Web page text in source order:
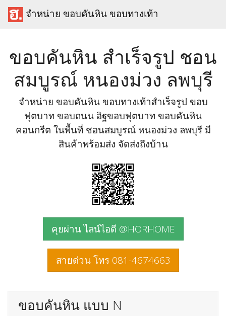
จำหน่าย ขอบคันหิน ขอบทางเท้า
ขอบคันหิน สำเร็จรูป ชอน
สมบูรณ์ หนองม่วง ลพบุรี
จำหน่าย ขอบคันหิน ขอบทางเท้าสำเร็จรูป ขอบ
ฟุตบาท ขอบถนน อิฐขอบฟุตบาท ขอบคันหิน
คอนกรีต ในพื้นที่ ชอนสมบูรณ์ หนองม่วง ลพบุรี มี
สินค้าพร้อมส่ง จัดส่งถึงบ้าน
คุยผ่าน ไลน์ไอดี @HORHOME
สายด่วน โทร 081-4674663
ขอบคันหิน แบบ N